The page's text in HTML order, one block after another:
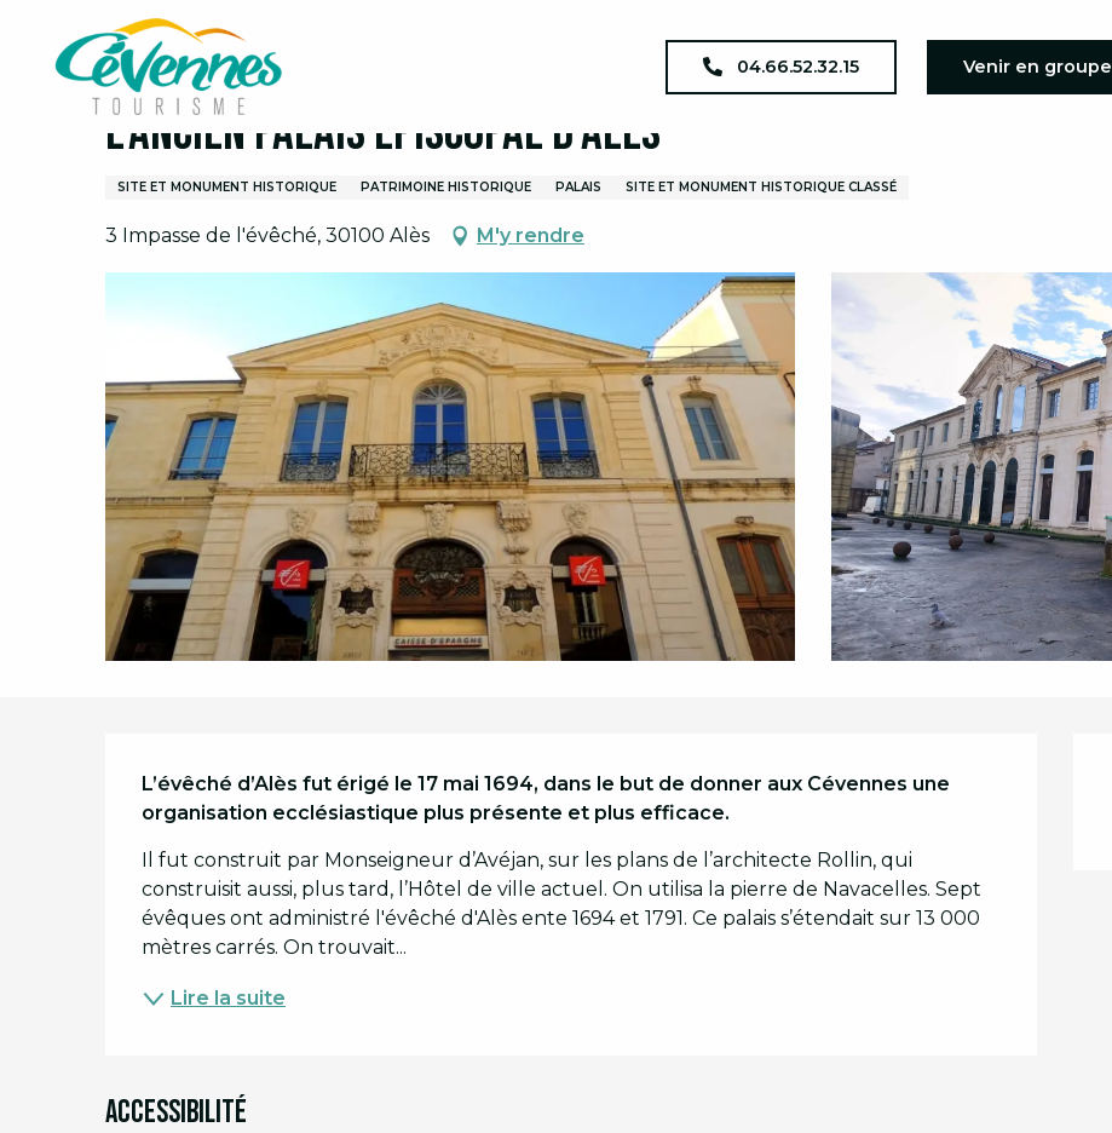
contenu
04.66.52.32.15 Venir en groupe
Accueil Visites et découvertes
L'Ancien Palais Episcopal d'Alès
SITE ET MONUMENT HISTORIQUE PATRIMOINE HISTORIQUE PALAIS SITE ET MONUMENT HISTORIQUE CLASSÉ
3 Impasse de l'évêché, 30100 Alès M'y rendre
Description
L’évêché d’Alès fut érigé le 17 mai 1694, dans le but de donner aux Cévennes une
organisation ecclésiastique plus présente et plus efficace.
Il fut construit par Monseigneur d’Avéjan, sur les plans de l’architecte Rollin, qui
construisit aussi, plus tard, l’Hôtel de ville actuel. On utilisa la pierre de Navacelles. Sept
évêques ont administré l'évêché d'Alès ente 1694 et 1791. Ce palais s’étendait sur 13 000
mètres carrés. On trouvait...
Lire la suite
Accessibilité